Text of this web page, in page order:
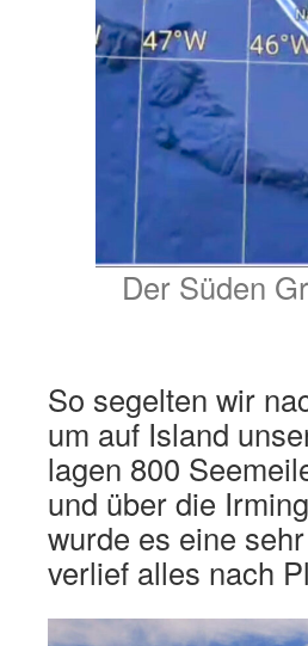
Der Süden
So segelten wir
um auf Island
lagen 800
und über die
wurde es eine
verlief alles nach